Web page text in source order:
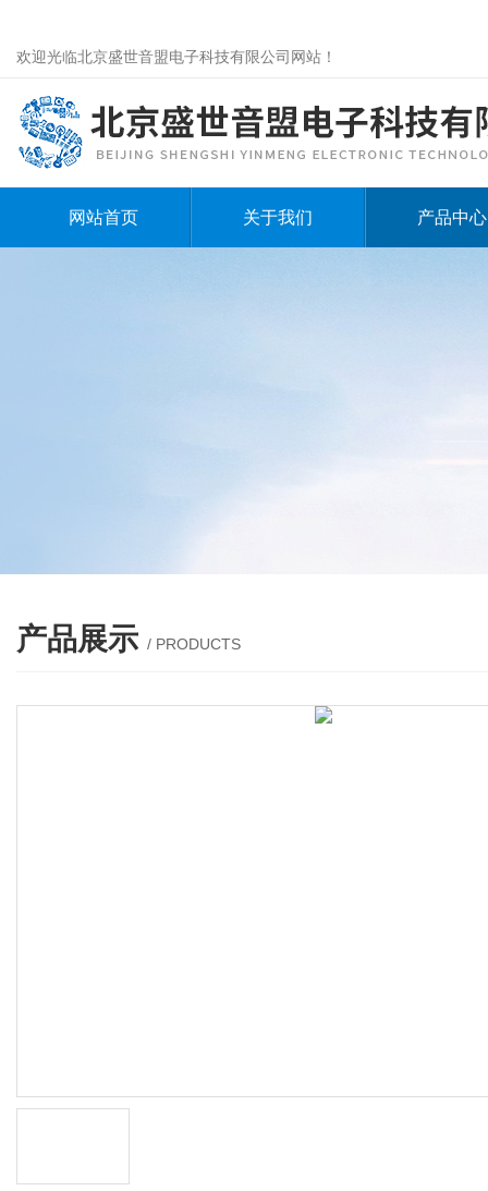
欢迎光临北京盛世音盟电子科技有限公司网站！
网站首页 关于我们 产品中心
产品展示 / PRODUCTS